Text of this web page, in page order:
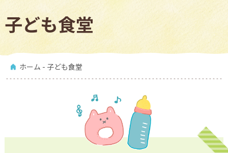
子ども食堂
ホーム - 子ども食堂